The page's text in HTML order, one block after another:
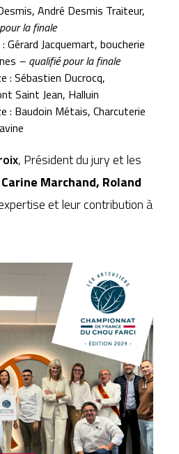
André Desmis Traiteur,
la finale
Gérard Jacquemart, boucherie
– qualifié pour la finale
:Sébastien Ducrocq,
Saint Jean, Halluin
: Baudoin Métais, Charcuterie
, Président du jury et les
Marchand, Roland
et leur contribution à